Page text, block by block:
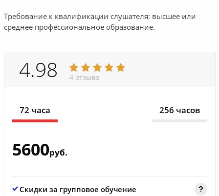
Требование к квалификации слушателя: высшее или
среднее профессиональное образование.
4.98 4 отзыва
72 часа 256 часов
5600руб.
Скидки за групповое обучение